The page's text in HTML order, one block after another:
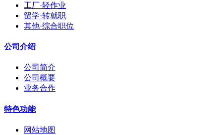
工厂·轻作业
留学·转就职
其他·综合职位
公司介绍
公司简介
公司概要
业务合作
特色功能
网站地图